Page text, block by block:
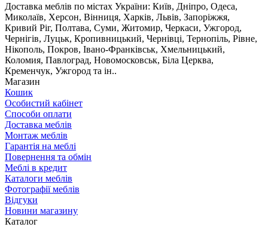
Доставка меблів по містах України: Київ, Дніпро, Одеса,
Миколаїв, Херсон, Вінниця, Харків, Львів, Запоріжжя,
Кривий Ріг, Полтава, Суми, Житомир, Черкаси, Ужгород,
Чернігів, Луцьк, Кропивницький, Чернівці, Тернопіль, Рівне,
Нікополь, Покров, Івано-Франківськ, Хмельницький,
Коломия, Павлоград, Новомосковськ, Біла Церква,
Кременчук, Ужгород та ін..
Магазин
Кошик
Особистий кабінет
Способи оплати
Доставка меблів
Монтаж меблів
Гарантія на меблі
Повернення та обмін
Меблі в кредит
Каталоги меблів
Фотографії меблів
Відгуки
Новини магазину
Каталог